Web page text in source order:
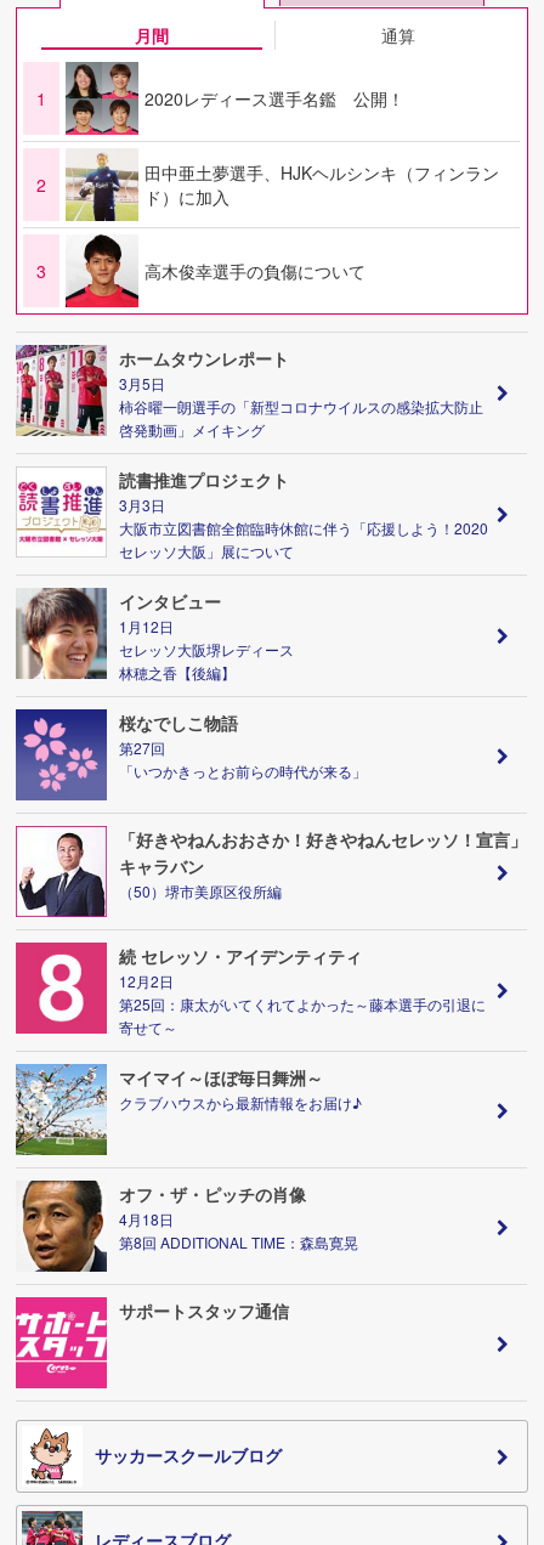
月間 通算
1 2020レディース選手名鑑 公開！
2
田中亜土夢選手、HJKヘルシンキ（フィンラン
ド）に加入
3 高木俊幸選手の負傷について
ホームタウンレポート
3月5日
柿谷曜一朗選手の「新型コロナウイルスの感染拡大防止
啓発動画」メイキング
読書推進プロジェクト
3月3日
大阪市立図書館全館臨時休館に伴う「応援しよう！2020
セレッソ大阪」展について
インタビュー
1月12日
セレッソ大阪堺レディース
林穂之香【後編】
桜なでしこ物語
第27回
「いつかきっとお前らの時代が来る」
「好きやねんおおさか！好きやねんセレッソ！宣言」
キャラバン
（50）堺市美原区役所編
続 セレッソ・アイデンティティ
12月2日
第25回：康太がいてくれてよかった～藤本選手の引退に
寄せて～
マイマイ～ほぼ毎日舞洲～
クラブハウスから最新情報をお届け♪
オフ・ザ・ピッチの肖像
4月18日
第8回 ADDITIONAL TIME：森島寛晃
サポートスタッフ通信
サッカースクールブログ
レディースブログ